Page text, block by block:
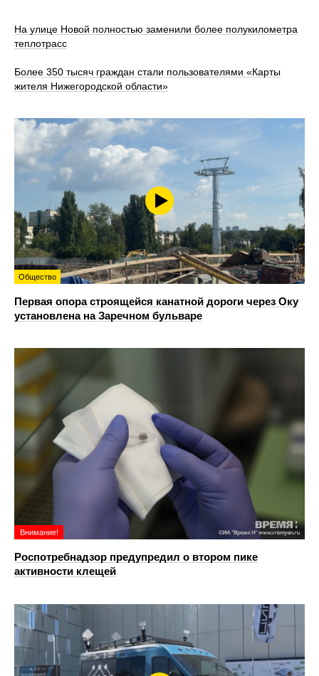
На улице Новой полностью заменили более полукилометра
теплотрасс
Более 350 тысяч граждан стали пользователями «Карты
жителя Нижегородской области»
Общество
Первая опора строящейся канатной дороги через Оку
установлена на Заречном бульваре
Внимание!
Роспотребнадзор предупредил о втором пике
активности клещей